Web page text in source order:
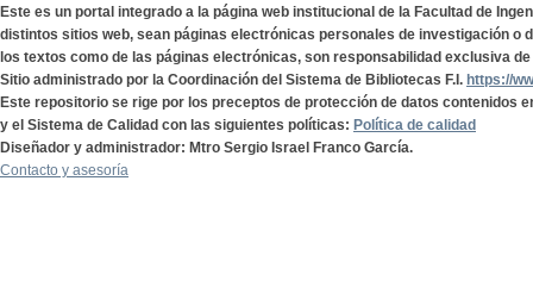
Este es un portal integrado a la página web institucional de la Facultad de
distintos sitios web, sean páginas electrónicas personales de investigación o
los textos como de las páginas electrónicas, son responsabilidad exclusiva
Sitio administrado por la Coordinación del Sistema de Bibliotecas F.I. https://
Este repositorio se rige por los preceptos de protección de datos contenidos
y el Sistema de Calidad con las siguientes políticas: Política de calidad
Diseñador y administrador: Mtro Sergio Israel Franco García.
Contacto y asesoría